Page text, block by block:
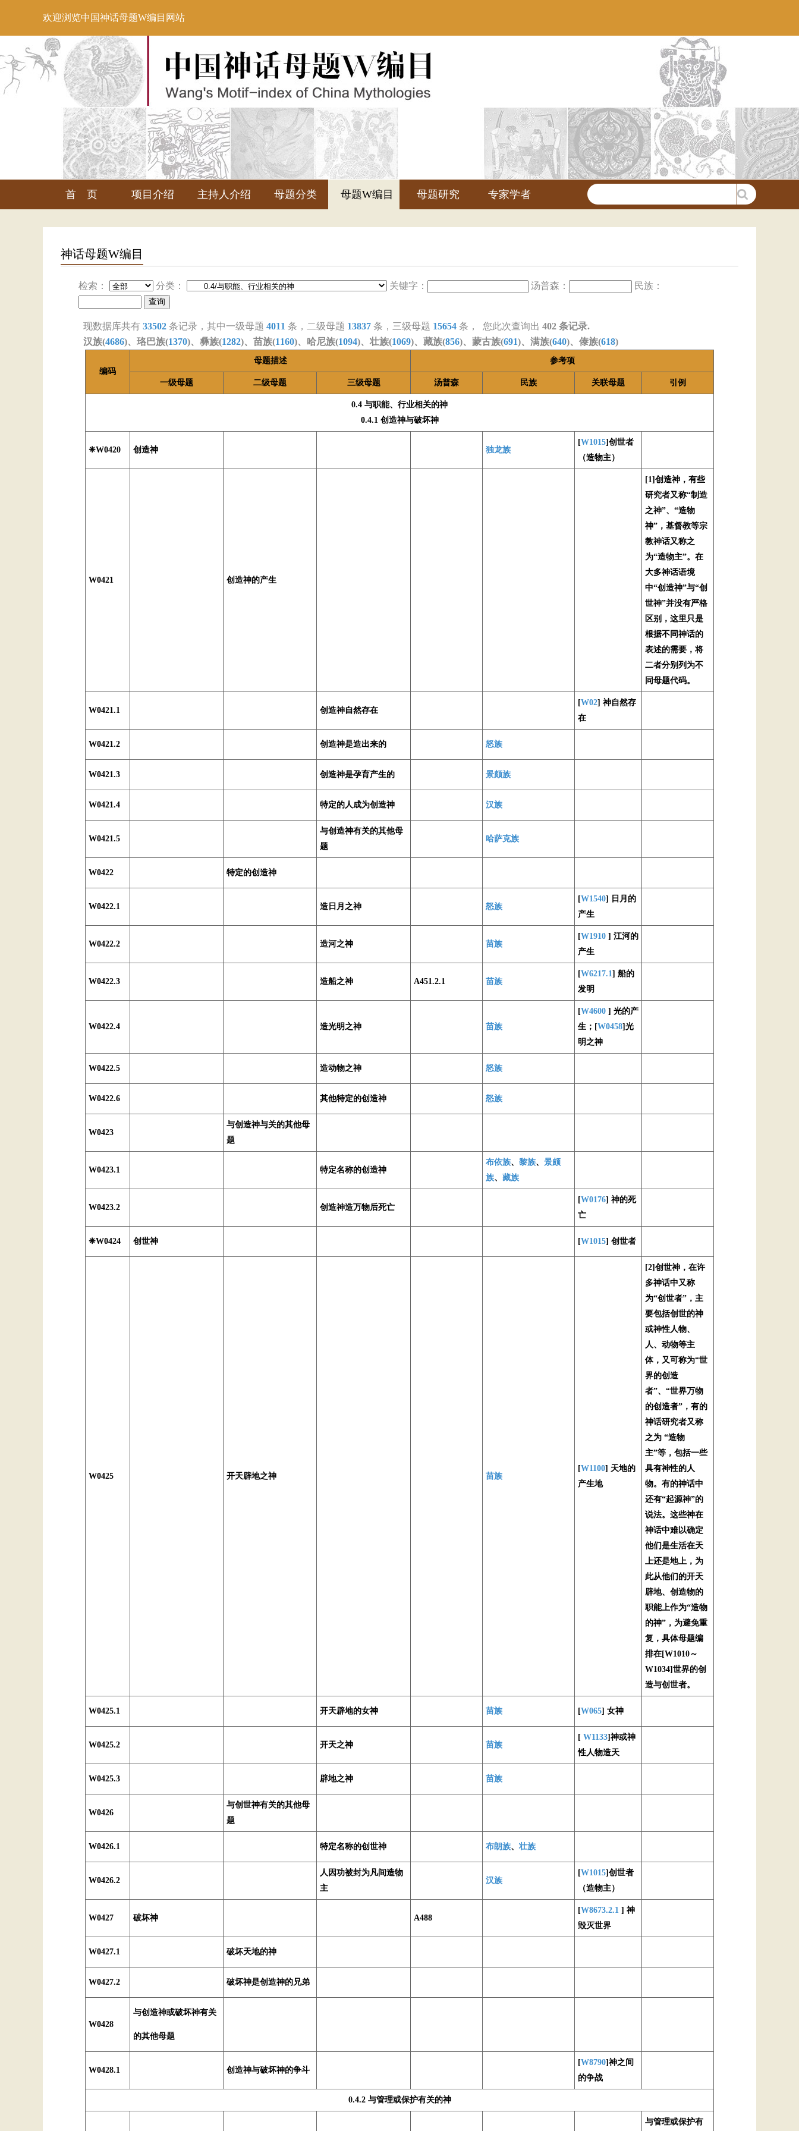
欢迎浏览中国神话母题W编目网站
首 页 项目介绍 主持人介绍 母题分类 母题W编目 母题研究 专家学者
神话母题W编目
检索： 分类： 关键字： 汤普森： 民族：
现数据库共有 33502 条记录，其中一级母题 4011 条，二级母题 13837 条，三级母题 15654 条， 您此次查询出 402 条记录.
汉族(4686)、珞巴族(1370)、彝族(1282)、苗族(1160)、哈尼族(1094)、壮族(1069)、藏族(856)、蒙古族(691)、满族(640)、傣族(618)
编码
母题描述 参考项
一级母题 二级母题 三级母题 汤普森 民族 关联母题 引例
0.4 与职能、行业相关的神
0.4.1 创造神与破坏神
❈W0420 创造神 独龙族
[W1015]创世者
（造物主）
W0421 创造神的产生
[1]创造神，有些
研究者又称“制造
之神”、“造物
神”，基督教等宗
教神话又称之
为“造物主”。在
大多神话语境
中“创造神”与“创
世神”并没有严格
区别，这里只是
根据不同神话的
表述的需要，将
二者分别列为不
同母题代码。
W0421.1 创造神自然存在
[W02] 神自然存
在
W0421.2 创造神是造出来的 怒族
W0421.3 创造神是孕育产生的 景颇族
W0421.4 特定的人成为创造神 汉族
W0421.5
与创造神有关的其他母
题
哈萨克族
W0422 特定的创造神
W0422.1 造日月之神 怒族
[W1540] 日月的
产生
W0422.2 造河之神 苗族
[W1910 ] 江河的
产生
W0422.3 造船之神 A451.2.1 苗族
[W6217.1] 船的
发明
W0422.4 造光明之神 苗族
[W4600 ] 光的产
生；[W0458]光
明之神
W0422.5 造动物之神 怒族
W0422.6 其他特定的创造神 怒族
W0423
与创造神与关的其他母
题
W0423.1 特定名称的创造神
布依族、 黎族、 景颇
族、 藏族
W0423.2 创造神造万物后死亡
[W0176] 神的死
亡
❈W0424 创世神 [W1015] 创世者
W0425 开天辟地之神 苗族
[W1100] 天地的
产生地
[2]创世神，在许
多神话中又称
为“创世者”，主
要包括创世的神
或神性人物、
人、动物等主
体，又可称为“世
界的创造
者”、“世界万物
的创造者”，有的
神话研究者又称
之为 “造物
主”等，包括一些
具有神性的人
物。有的神话中
还有“起源神”的
说法。这些神在
神话中难以确定
他们是生活在天
上还是地上，为
此从他们的开天
辟地、创造物的
职能上作为“造物
的神”，为避免重
复，具体母题编
排在[W1010～
W1034]世界的创
造与创世者。
W0425.1 开天辟地的女神 苗族 [W065] 女神
W0425.2 开天之神 苗族
[ W1133]神或神
性人物造天
W0425.3 辟地之神 苗族
W0426
与创世神有关的其他母
题
W0426.1 特定名称的创世神 布朗族、 壮族
W0426.2
人因功被封为凡间造物
主
汉族
[W1015]创世者
（造物主）
W0427 破坏神 A488
[W8673.2.1 ] 神
毁灭世界
W0427.1 破坏天地的神
W0427.2 破坏神是创造神的兄弟
W0428
与创造神或破坏神有关
的其他母题
W0428.1 创造神与破坏神的争斗
[W8790]神之间
的争战
0.4.2 与管理或保护有关的神
与管理或保护有